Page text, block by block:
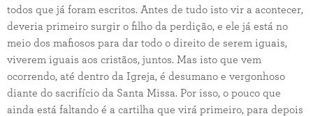
todos que já foram escritos. Antes de tudo isto vir a acontecer,
deveria primeiro surgir o filho da perdição, e ele já está no
meio dos mafiosos para dar todo o direito de serem iguais,
viverem iguais aos cristãos, juntos. Mas isto que vem
ocorrendo, até dentro da Igreja, é desumano e vergonhoso
diante do sacrifício da Santa Missa. Por isso, o pouco que
ainda está faltando é a cartilha que virá primeiro, para depois